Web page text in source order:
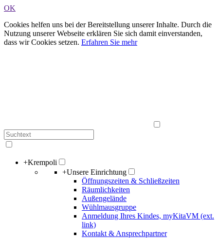
OK
Cookies helfen uns bei der Bereitstellung unserer Inhalte. Durch die
Nutzung unserer Webseite erklären Sie sich damit einverstanden,
dass wir Cookies setzen. Erfahren Sie mehr
+Krempoli
+Unsere Einrichtung
Öffnungszeiten & Schließzeiten
Räumlichkeiten
Außengelände
Wühlmausgruppe
Anmeldung Ihres Kindes, myKitaVM (ext.
link)
Kontakt & Ansprechpartner